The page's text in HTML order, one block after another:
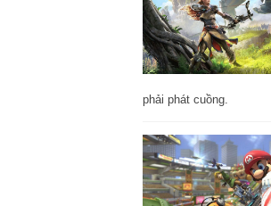
phải phát cuồng.